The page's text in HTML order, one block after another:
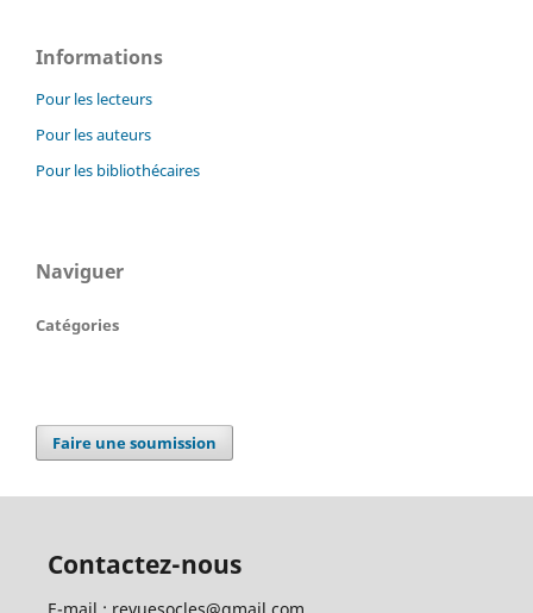
Informations
Pour les lecteurs
Pour les auteurs
Pour les bibliothécaires
Naviguer
Catégories
Faire une soumission
Contactez-nous
E-mail : revuesocles@gmail.com